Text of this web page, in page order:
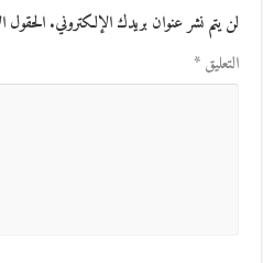
لن يتم نشر عنوان بريدك الإلكتروني.الحقول
التعليق*